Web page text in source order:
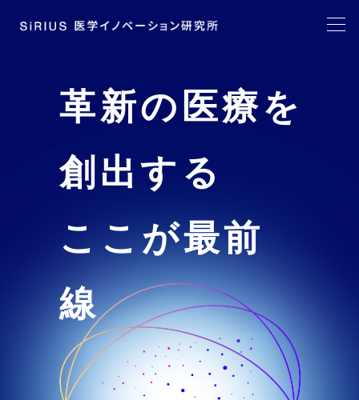
革新の医療を
創出する
ここが最前
線